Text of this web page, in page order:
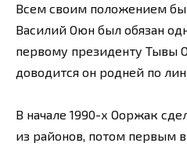
Всем своим положением
Василий Оюн был обязан
первому президенту Тывы
доводится он родней по
В начале 1990-х Ооржак
из районов, потом первым